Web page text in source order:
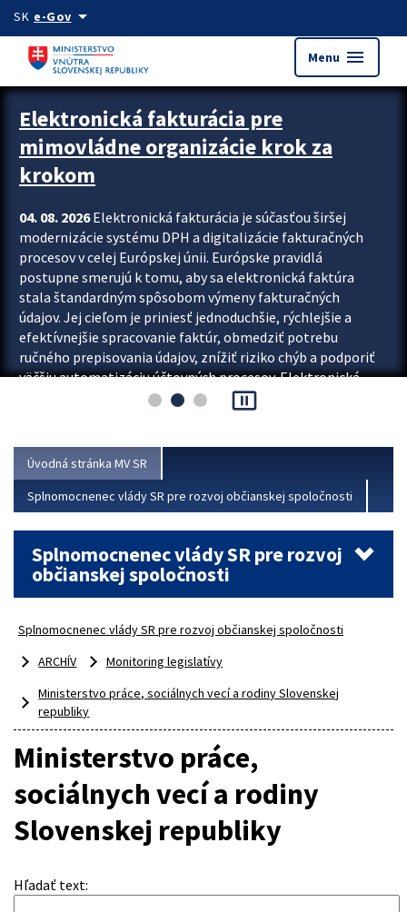
Preskocit na hlavný obsah
SK e-Govarrow_drop_down
Menu menu
Zastavit automatický posun upútavok
Elektronická fakturácia pre
mimovládne organizácie krok za
krokom
04. 08. 2026Elektronická fakturácia je súčasťou širšej
modernizácie systému DPH a digitalizácie fakturačných
procesov v celej Európskej únii. Európske pravidlá
postupne smerujú k tomu, aby sa elektronická faktúra
stala štandardným spôsobom výmeny fakturačných
údajov. Jej cieľom je priniesť jednoduchšie, rýchlejšie a
efektívnejšie spracovanie faktúr, obmedziť potrebu
ručného prepisovania údajov, znížiť riziko chýb a podporiť
väčšiu automatizáciu účtovných procesov. Elektronická
fakturácia preto nepredstavuje...
pause_presentation
Úvodná stránka MV SR
Splnomocnenec vlády SR pre rozvoj občianskej spoločnosti
Splnomocnenec vlády SR pre rozvoj
občianskej spoločnosti
Splnomocnenec vlády SR pre rozvoj občianskej spoločnosti
ARCHÍV
Monitoring legislatívy
Ministerstvo práce, sociálnych vecí a rodiny Slovenskej
republiky
Ministerstvo práce,
sociálnych vecí a rodiny
Slovenskej republiky
Hľadať text: